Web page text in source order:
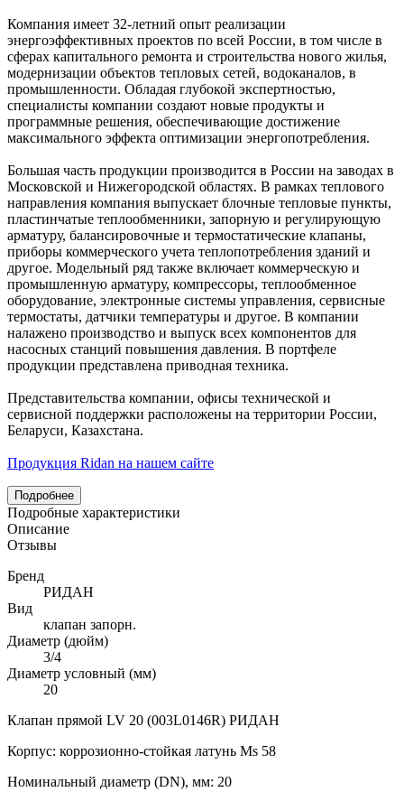
Компания имеет 32-летний опыт реализации
энергоэффективных проектов по всей России, в том числе в
сферах капитального ремонта и строительства нового жилья,
модернизации объектов тепловых сетей, водоканалов, в
промышленности. Обладая глубокой экспертностью,
специалисты компании создают новые продукты и
программные решения, обеспечивающие достижение
максимального эффекта оптимизации энергопотребления.
Большая часть продукции производится в России на заводах в
Московской и Нижегородской областях. В рамках теплового
направления компания выпускает блочные тепловые пункты,
пластинчатые теплообменники, запорную и регулирующую
арматуру, балансировочные и термостатические клапаны,
приборы коммерческого учета теплопотребления зданий и
другое. Модельный ряд также включает коммерческую и
промышленную арматуру, компрессоры, теплообменное
оборудование, электронные системы управления, сервисные
термостаты, датчики температуры и другое. В компании
налажено производство и выпуск всех компонентов для
насосных станций повышения давления. В портфеле
продукции представлена приводная техника.
Представительства компании, офисы технической и
сервисной поддержки расположены на территории России,
Беларуси, Казахстана.
Продукция Ridan на нашем сайте
Подробнее
Подробные характеристики
Описание
Отзывы
Бренд
РИДАН
Вид
клапан запорн.
Диаметр (дюйм)
3/4
Диаметр условный (мм)
20
Клапан прямой LV 20 (003L0146R) РИДАН
Корпус: коррозионно-стойкая латунь Ms 58
Номинальный диаметр (DN), мм: 20